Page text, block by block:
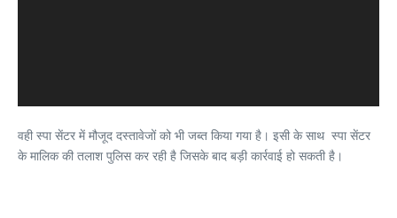
वही स्पा सेंटर में मौजूद दस्तावेजों को भी जब्त किया गया है। इसी के साथ स्पा सेंटर
के मालिक की तलाश पुलिस कर रही है जिसके बाद बड़ी कार्रवाई हो सकती है।